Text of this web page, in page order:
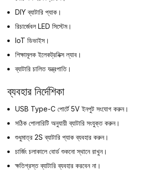
DIY ব্যাটারি প্যাক।
রিচার্জেবল LED সিস্টেম।
IoT ডিভাইস।
শিক্ষামূলক ইলেকট্রনিক্স ল্যাব।
ব্যাটারি চালিত যন্ত্রপাতি।
ব্যবহার নির্দেশিকা
USB Type-C পোর্টে 5V ইনপুট সংযোগ করুন।
সঠিক পোলারিটি অনুযায়ী ব্যাটারি সংযুক্ত করুন।
শুধুমাত্র 2S ব্যাটারি প্যাক ব্যবহার করুন।
চার্জিং চলাকালে বোর্ড শুকনো স্থানে রাখুন।
ক্ষতিগ্রস্ত ব্যাটারি ব্যবহার করবেন না।